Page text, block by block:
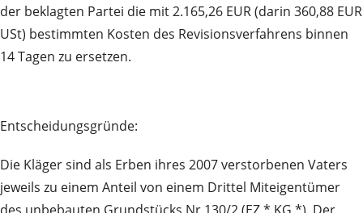
der beklagten Partei die mit 2.165,26 EUR (darin 360,88 EUR
USt) bestimmten Kosten des Revisionsverfahrens binnen
14 Tagen zu ersetzen.
Entscheidungsgründe:
Die Kläger sind als Erben ihres 2007 verstorbenen Vaters
jeweils zu einem Anteil von einem Drittel Miteigentümer
des unbebauten Grundstücks Nr 130/2 (EZ * KG *). Der